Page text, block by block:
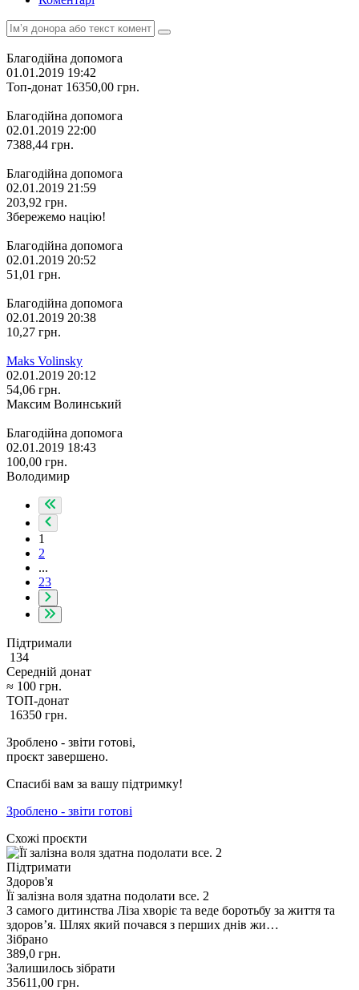
Благодійна допомога
01.01.2019 19:42
Топ-донат 16350,00 грн.
Благодійна допомога
02.01.2019 22:00
7388,44 грн.
Благодійна допомога
02.01.2019 21:59
203,92 грн.
Збережемо націю!
Благодійна допомога
02.01.2019 20:52
51,01 грн.
Благодійна допомога
02.01.2019 20:38
10,27 грн.
Maks Volinsky
02.01.2019 20:12
54,06 грн.
Максим Волинський
Благодійна допомога
02.01.2019 18:43
100,00 грн.
Володимир
1
2
...
23
Підтримали
134
Середній донат
≈ 100 грн.
ТОП-донат
16350 грн.
Зроблено - звіти готові,
проєкт завершено.
Спасибі вам за вашу підтримку!
Зроблено - звіти готові
Схожі проєкти
Підтримати
Здоров'я
Її залізна воля здатна подолати все. 2
З самого дитинства Ліза хворіє та веде боротьбу за життя та
здоров’я. Шлях який почався з перших днів жи…
Зібрано
389,0 грн.
Залишилось зібрати
35611,00 грн.